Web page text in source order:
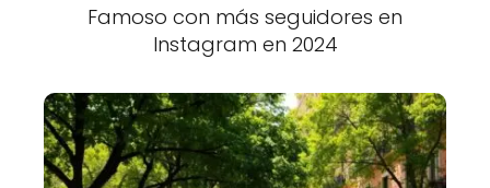
Famoso con más seguidores en
Instagram en 2024